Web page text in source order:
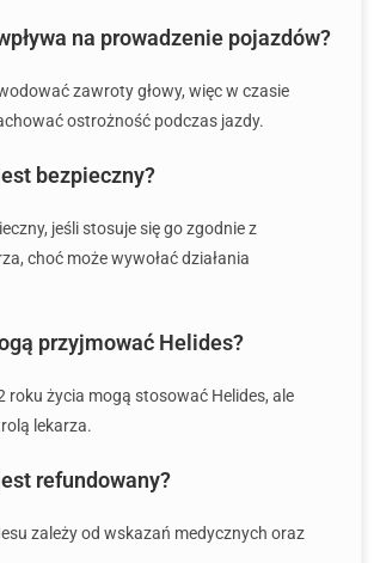
na prowadzenie pojazdów?
zawroty głowy, więc w czasie
ostrożność podczas jazdy.
bezpieczny?
jeśli stosuje się go zgodnie z
choć może wywołać działania
przyjmować Helides?
roku życia mogą stosować Helides, ale
lekarza.
refundowany?
zależy od wskazań medycznych oraz